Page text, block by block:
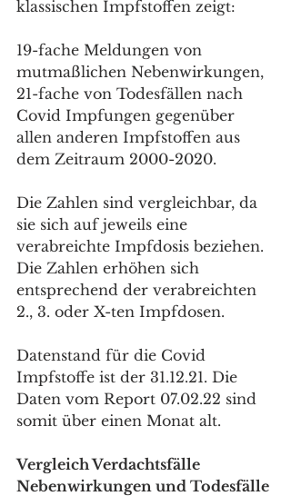
klassischen Impfstoffen zeigt:
19-fache Meldungen von
mutmaßlichen Nebenwirkungen,
21-fache von Todesfällen nach
Covid Impfungen gegenüber
allen anderen Impfstoffen aus
dem Zeitraum 2000-2020.
Die Zahlen sind vergleichbar, da
sie sich auf jeweils eine
verabreichte Impfdosis beziehen.
Die Zahlen erhöhen sich
entsprechend der verabreichten
2., 3. oder X-ten Impfdosen.
Datenstand für die Covid
Impfstoffe ist der 31.12.21. Die
Daten vom Report 07.02.22 sind
somit über einen Monat alt.
Vergleich Verdachtsfälle
Nebenwirkungen und Todesfälle